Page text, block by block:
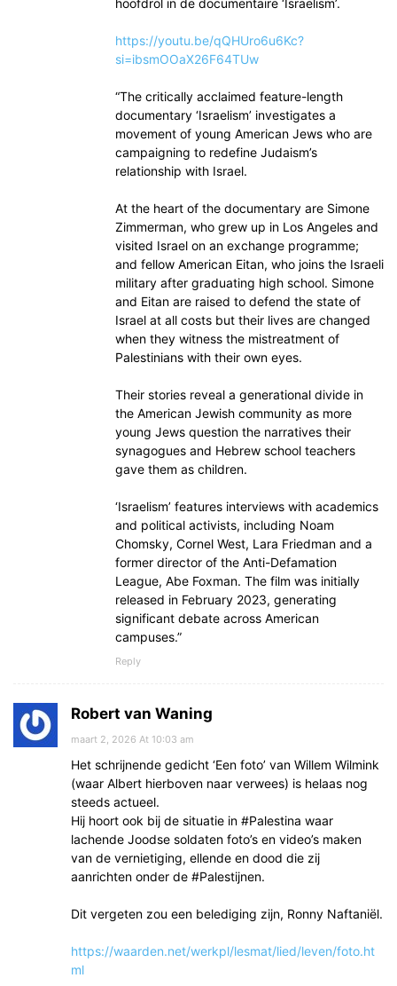
https://youtu.be/qQHUro6u6Kc?
si=ibsmOOaX26F64TUw
“The critically acclaimed feature-length
documentary ‘Israelism’ investigates a
movement of young American Jews who are
campaigning to redefine Judaism’s
relationship with Israel.
At the heart of the documentary are Simone
Zimmerman, who grew up in Los Angeles and
visited Israel on an exchange programme;
and fellow American Eitan, who joins the Israeli
military after graduating high school. Simone
and Eitan are raised to defend the state of
Israel at all costs but their lives are changed
when they witness the mistreatment of
Palestinians with their own eyes.
Their stories reveal a generational divide in
the American Jewish community as more
young Jews question the narratives their
synagogues and Hebrew school teachers
gave them as children.
‘Israelism’ features interviews with academics
and political activists, including Noam
Chomsky, Cornel West, Lara Friedman and a
former director of the Anti-Defamation
League, Abe Foxman. The film was initially
released in February 2023, generating
significant debate across American
campuses.”
Reply
Robert van Waning
maart 2, 2026 At 10:03 am
Het schrijnende gedicht ‘Een foto’ van Willem Wilmink
(waar Albert hierboven naar verwees) is helaas nog
steeds actueel.
Hij hoort ook bij de situatie in #Palestina waar
lachende Joodse soldaten foto’s en video’s maken
van de vernietiging, ellende en dood die zij
aanrichten onder de #Palestijnen.
Dit vergeten zou een belediging zijn, Ronny Naftaniël.
https://waarden.net/werkpl/lesmat/lied/leven/foto.ht
ml